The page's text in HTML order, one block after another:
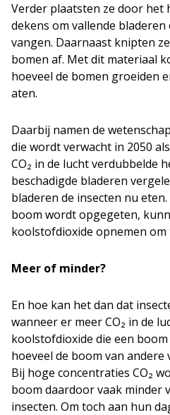
Verder plaatsten ze door het
dekens om vallende
vangen. Daarnaast knipten
bomen af. Met dit materiaal
hoeveel de bomen groeiden
aten.
Daarbij namen de
die wordt verwacht in 2050
CO₂ in de lucht verdubbelde
beschadigde bladeren
bladeren de insecten nu
boom wordt opgegeten,
koolstofdioxide opnemen om
Meer of minder?
En hoe kan het dan dat
wanneer er meer CO₂ in de
koolstofdioxide die een
hoeveel de boom van
Bij hoge concentraties CO₂
boom daardoor vaak minder
insecten. Om toch aan hun